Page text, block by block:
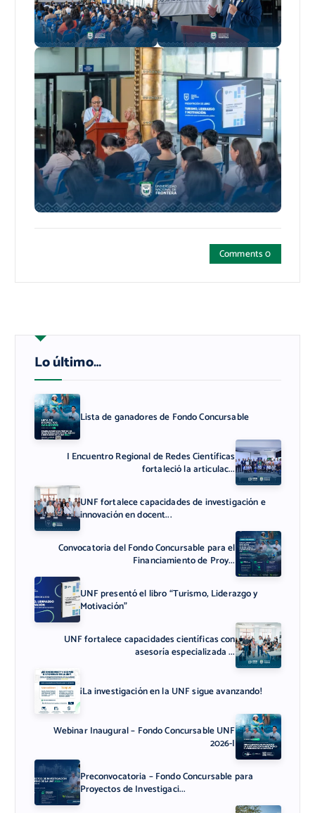
Comments 0
Lo último…
Lista de ganadores de Fondo Concursable
I Encuentro Regional de Redes Científicas
fortaleció la articulac...
UNF fortalece capacidades de investigación e
innovación en docent...
Convocatoria del Fondo Concursable para el
Financiamiento de Proy...
UNF presentó el libro “Turismo, Liderazgo y
Motivación”
UNF fortalece capacidades científicas con
asesoría especializada ...
¡La investigación en la UNF sigue avanzando!
Webinar Inaugural – Fondo Concursable UNF
2026-I
Preconvocatoria – Fondo Concursable para
Proyectos de Investigaci...